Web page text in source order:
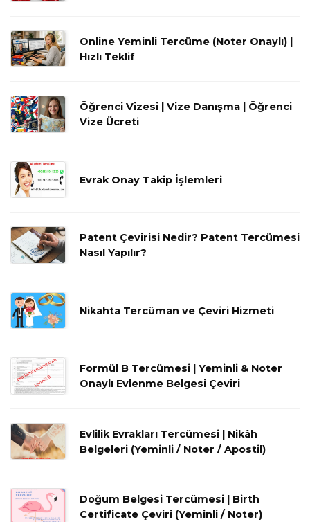
Online Yeminli Tercüme (Noter Onaylı) |
Hızlı Teklif
Öğrenci Vizesi | Vize Danışma | Öğrenci
Vize Ücreti
Evrak Onay Takip İşlemleri
Patent Çevirisi Nedir? Patent Tercümesi
Nasıl Yapılır?
Nikahta Tercüman ve Çeviri Hizmeti
Formül B Tercümesi | Yeminli & Noter
Onaylı Evlenme Belgesi Çeviri
Evlilik Evrakları Tercümesi | Nikâh
Belgeleri (Yeminli / Noter / Apostil)
Doğum Belgesi Tercümesi | Birth
Certificate Çeviri (Yeminli / Noter)